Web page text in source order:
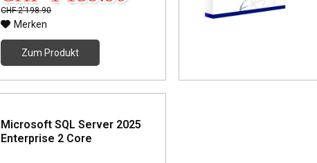
CHF 2'198.90
Merken
Zum Produkt
Microsoft SQL Server 2025
Enterprise 2 Core